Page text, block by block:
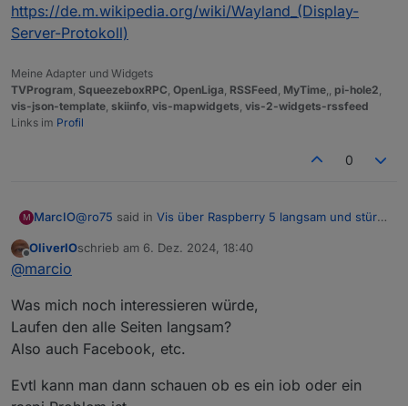
https://de.m.wikipedia.org/wiki/Wayland_(Display-
Server-Protokoll)
Meine Adapter und Widgets
TVProgram SqueezeboxRPC OpenLiga RSSFeed MyTime pi-hole2
vis-json-template skiinfo vis-mapwidgets vis-2-widgets-rssfeed
Links im Profil
0
M MarcIO@ro75 said in Vis über Raspberry 5 langsam und stürzt
Bei mir läuft Chromium. Ich habe es auch mal mit
Ohne diesen Abschnitt hatte es leider auch nicht
Offline
OliverIOschrieb am 6. Dez. 2024, 18:40
zuletzt editiert von
@marcio
Was mich noch interessieren würde,
Laufen den alle Seiten langsam?
Also auch Facebook, etc.
Evtl kann man dann schauen ob es ein iob oder ein